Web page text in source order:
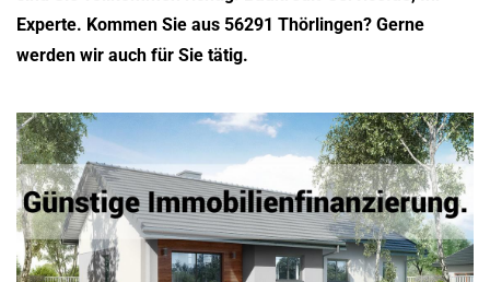
Experte. Kommen Sie aus 56291 Thörlingen? Gerne
werden wir auch für Sie tätig.